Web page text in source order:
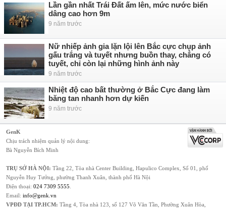
Lần gần nhất Trái Đất ấm lên, mức nước biển
dâng cao hơn 9m
9 năm trước
Nữ nhiếp ảnh gia lặn lội lên Bắc cực chụp ảnh
gấu trắng và tuyết nhưng buồn thay, chẳng có
tuyết, chỉ còn lại những hình ảnh này
9 năm trước
Nhiệt độ cao bất thường ở Bắc Cực đang làm
băng tan nhanh hơn dự kiến
9 năm trước
GenK
Chịu trách nhiệm quản lý nội dung:
Bà Nguyễn Bích Minh
TRỤ SỞ HÀ NỘI: Tầng 22, Tòa nhà Center Building, Hapulico Complex, Số 01, phố
Nguyễn Huy Tưởng, phường Thanh Xuân, thành phố Hà Nội
Điện thoại: 024 7309 5555
Email: info@genk.vn
VPĐD TẠI TP.HCM: Tầng 4, Tòa nhà 123, số 127 Võ Văn Tần, Phường Xuân Hòa,